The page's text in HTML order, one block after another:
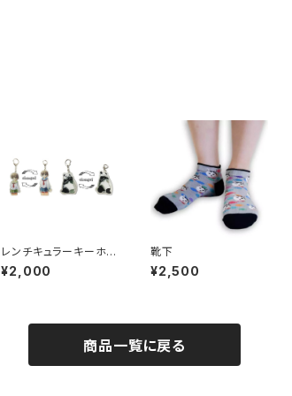
レンチキュラーキーホル
ダー
¥2,000
靴下
¥2,500
商品一覧に戻る